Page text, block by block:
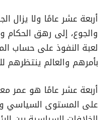
أربعة عشر عامًا ولا يزال
والجوع، إلى رهق
لعبة النفوذ على حساب
بأمرهم والعالم ينتظرهم
أربعة عشر عامًا هو عمر
على المستوى السياسي